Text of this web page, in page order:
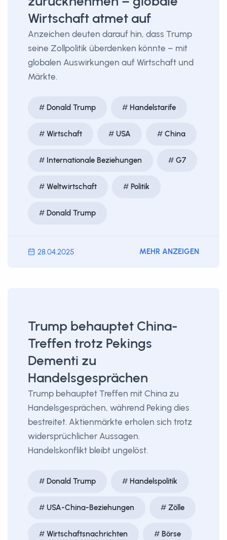
Wirtschaft atmet auf
Anzeichen deuten darauf hin, dass Trump
seine Zollpolitik überdenken könnte – mit
globalen Auswirkungen auf Wirtschaft und
Märkte.
Donald Trump Handelstarife
Wirtschaft USA China
Internationale Beziehungen G7
Weltwirtschaft Politik
Donald Trump
28.04.2025 MEHR ANZEIGEN
Trump behauptet China-
Treffen trotz Pekings
Dementi zu
Handelsgesprächen
Trump behauptet Treffen mit China zu
Handelsgesprächen, während Peking dies
bestreitet. Aktienmärkte erholen sich trotz
widersprüchlicher Aussagen.
Handelskonflikt bleibt ungelöst.
Donald Trump Handelspolitik
USA-China-Beziehungen Zölle
Wirtschaftsnachrichten Börse